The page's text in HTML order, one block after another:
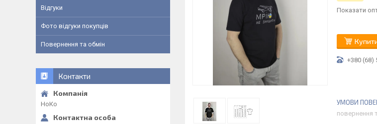
Показати
+380 (68)
повернення
Відгуки
Фото відгуки покупців
Повернення та обмін
Контакти
НоКо